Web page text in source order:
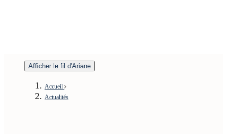
Afficher le fil d'Ariane
Accueil
Actualités